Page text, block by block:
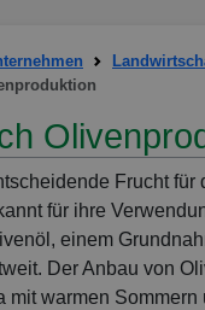
Frucht für
für ihre
einem
Der Anbau von
mit warmen Sommern